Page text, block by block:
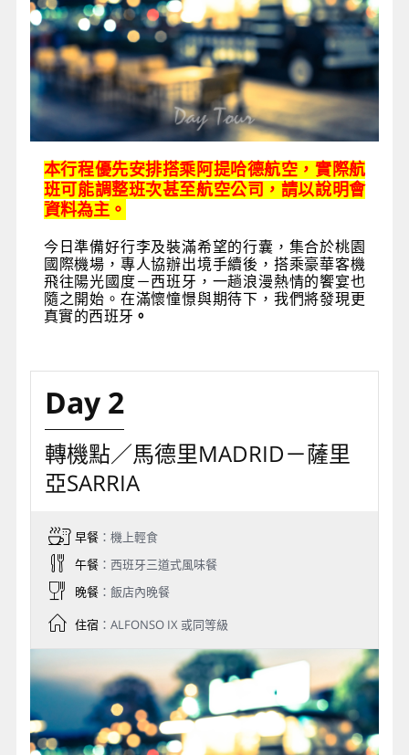
本行程優先安排搭乘阿提哈德航空，實際航
班可能調整班次甚至航空公司，請以說明會
資料為主。
今日準備好行李及裝滿希望的行囊，集合於桃園
國際機場，專人協辦出境手續後，搭乘豪華客機
飛往陽光國度－西班牙，一趟浪漫熱情的饗宴也
隨之開始。在滿懷憧憬與期待下，我們將發現更
真實的西班牙 。
Day 2
轉機點／馬德里MADRID－薩里
亞SARRIA
早餐：機上輕食
午餐：西班牙三道式風味餐
晚餐：飯店內晚餐
住宿：ALFONSO IX 或同等級